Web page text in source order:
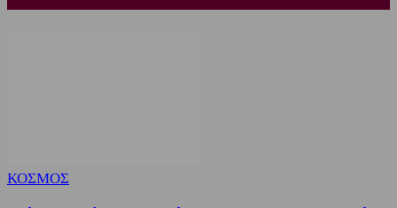
ΚΟΣΜΟΣ